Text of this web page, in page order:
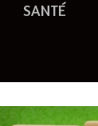
SANTÉ